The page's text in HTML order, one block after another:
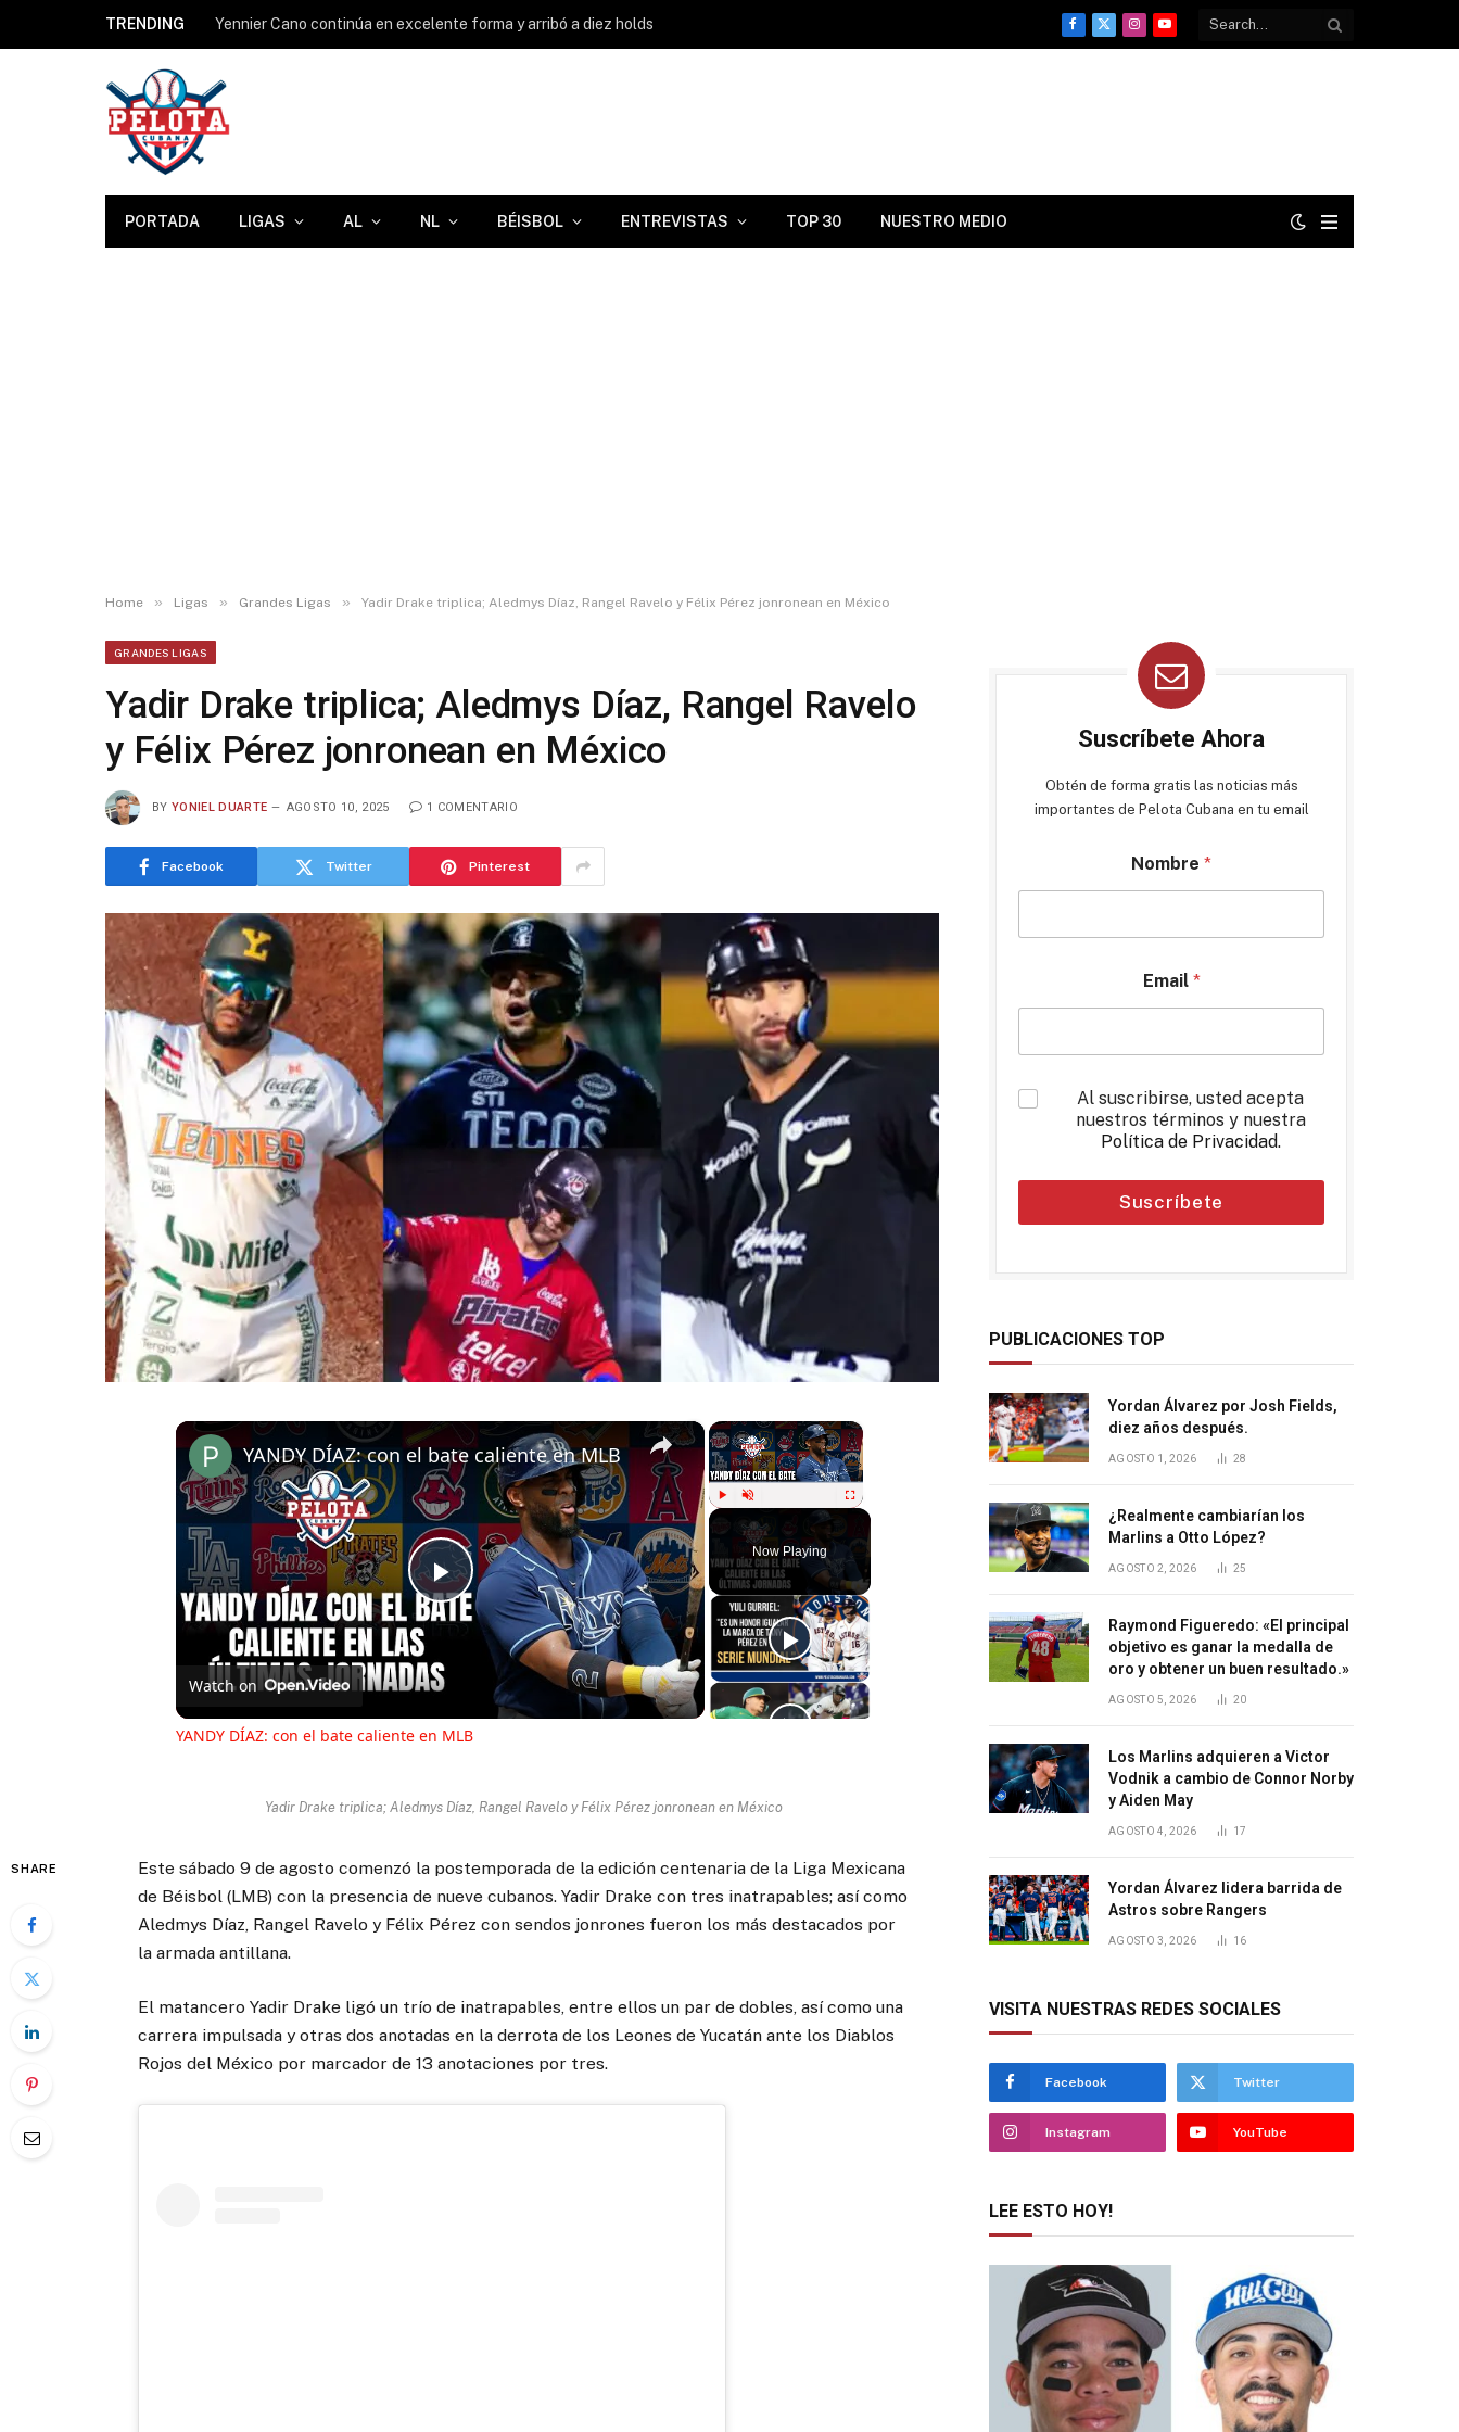
TRENDING Yennier Cano continúa en excelente forma y arribó a diez holds
Facebook
X
InstagramYouTube
PORTADA LIGAS AL NL BÉISBOL ENTREVISTAS TOP 30 NUESTRO MEDIO
Home » Ligas » Grandes Ligas » Yadir Drake triplica; Aledmys Díaz, Rangel Ravelo y Félix Pérez jonronean en México
GRANDES LIGAS
Yadir Drake triplica; Aledmys Díaz, Rangel Ravelo
y Félix Pérez jonronean en México
BY YONIEL DUARTE AGOSTO 10, 2025 1 COMENTARIO
Facebook Twitter Pinterest
×
Fullscreen
Now Playing
×
Play
Video
YANDY DÍAZ: con el bate caliente en MLB
Watch on
YANDY DÍAZ: con el bate caliente en MLB
Yadir Drake triplica; Aledmys Díaz, Rangel Ravelo y Félix Pérez jonronean en México
SHARE
Este sábado 9 de agosto comenzó la postemporada de la edición centenaria de la Liga Mexicana
de Béisbol (LMB) con la presencia de nueve cubanos. Yadir Drake con tres inatrapables; así como
Aledmys Díaz, Rangel Ravelo y Félix Pérez con sendos jonrones fueron los más destacados por
la armada antillana.
El matancero Yadir Drake ligó un trío de inatrapables, entre ellos un par de dobles, así como una
carrera impulsada y otras dos anotadas en la derrota de los Leones de Yucatán ante los Diablos
Rojos del México por marcador de 13 anotaciones por tres.
Suscríbete Ahora
Obtén de forma gratis las noticias más
importantes de Pelota Cubana en tu email
Nombre *
Email *
*
Al suscribirse, usted acepta
nuestros términos y nuestra
Política de Privacidad.
Suscríbete
PUBLICACIONES TOP
Yordan Álvarez por Josh Fields,
diez años después.
AGOSTO 1, 2026 28
¿Realmente cambiarían los
Marlins a Otto López?
AGOSTO 2, 2026 25
Raymond Figueredo: «El principal
objetivo es ganar la medalla de
oro y obtener un buen resultado.»
AGOSTO 5, 2026 20
Los Marlins adquieren a Victor
Vodnik a cambio de Connor Norby
y Aiden May
AGOSTO 4, 2026 17
Yordan Álvarez lidera barrida de
Astros sobre Rangers
AGOSTO 3, 2026 16
VISITA NUESTRAS REDES SOCIALES
Facebook Twitter
Instagram YouTube
LEE ESTO HOY!